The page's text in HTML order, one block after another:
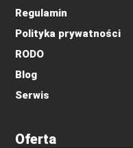
Oferta
Regulamin
Polityka prywatności
RODO
Blog
Serwis